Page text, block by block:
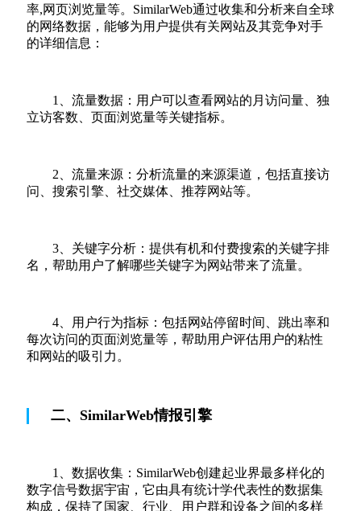
率,网页浏览量等。SimilarWeb通过收集和分析来自全球
的网络数据，能够为用户提供有关网站及其竞争对手
的详细信息：
1、流量数据：用户可以查看网站的月访问量、独
立访客数、页面浏览量等关键指标。
2、流量来源：分析流量的来源渠道，包括直接访
问、搜索引擎、社交媒体、推荐网站等。
3、关键字分析：提供有机和付费搜索的关键字排
名，帮助用户了解哪些关键字为网站带来了流量。
4、用户行为指标：包括网站停留时间、跳出率和
每次访问的页面浏览量等，帮助用户评估用户的粘性
和网站的吸引力。
二、SimilarWeb情报引擎
1、数据收集：SimilarWeb创建起业界最多样化的
数字信号数据宇宙，它由具有统计学代表性的数据集
构成，保持了国家、行业、用户群和设备之间的多样